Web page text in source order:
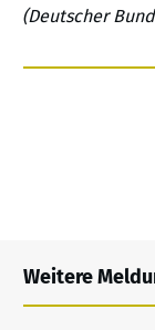
(Deutscher
Weitere